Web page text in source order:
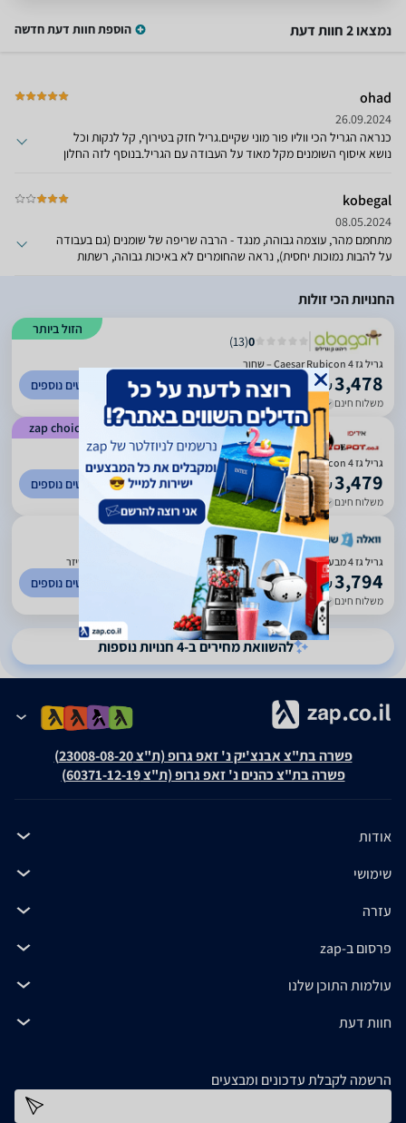
נמצאו 2 חוות דעת הוספת חוות דעת חדשה
ohad
26.09.2024
כנראה הגריל הכי ווליו פור מוני שקיים.גריל חזק בטירוף, קל לנקות וכל
נושא איסוף השומנים מקל מאוד על העבודה עם הגריל.בנוסף לזה החלון
kobegal
08.05.2024
מתחמם מהר, עוצמה גבוהה, מנגד - הרבה שריפה של שומנים (גם בעבודה
על להבות נמוכות יחסית), נראה שהחומרים לא באיכות גבוהה, רשתות
יחסית בגלל החומרים מהם עשוי.
החנויות הכי זולות
הזול ביותר
0
(
13
)
גריל גז Caesar Rubicon 4 – שחור
₪3,478
משלוח חינם
לפרטים נוספים
zap choice
4.95
(
938
)
גריל גז Caesar Rubicon 4 –שחור מט דגם ER-1H-8804C-2G-BK
₪3,479
משלוח חינם עד 5 ימי עסקים
לפרטים נוספים
2.6
(
3227
גריל גז 4 מבערים עם כירת צד דגם Caesar Rubicon 4 שחור מבית Caesar סיזר
₪3,794
משלוח חינם עד 14 ימי עסקים
לפרטים נוספים
להשוואת מחירים ב-4 חנויות נוספות
פשרה בת"צ אבנצ'יק נ' זאפ גרופ (ת"צ 23008-08-20)
פשרה בת"צ כהנים נ' זאפ גרופ (ת"צ 60371-12-19)
אודות
שימושי
עזרה
פרסום ב-zap
עולמות התוכן שלנו
חוות דעת
הרשמה לקבלת עדכונים ומבצעים